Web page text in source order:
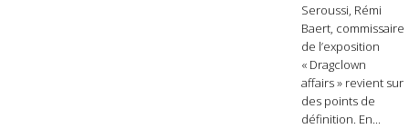
Seroussi, Rémi
Baert, commissaire
de l’exposition
« Dragclown
affairs » revient sur
des points de
définition. En...